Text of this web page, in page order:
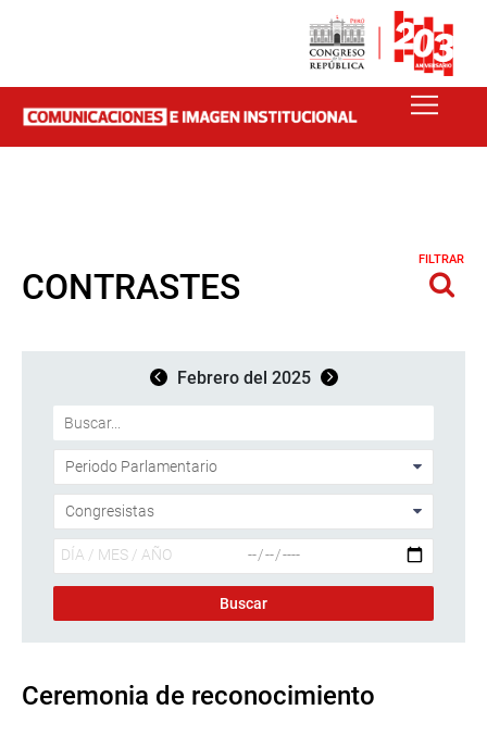
CONTRASTES
FILTRAR
Febrero del 2025
Ceremonia de reconocimiento